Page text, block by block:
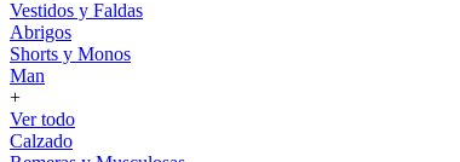
Vestidos y Faldas
Abrigos
Shorts y Monos
Man
+
Ver todo
Calzado